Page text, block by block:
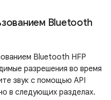
Bluetooth
Bluetooth HFP
разрешения во время
звук с помощью API
в следующих разделах.